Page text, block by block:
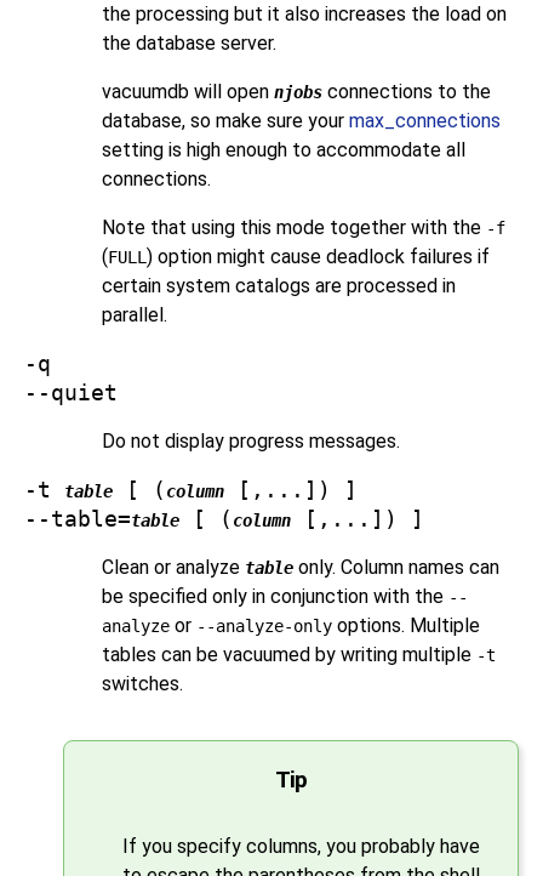
the processing but it also increases the load on
the database server.
vacuumdb will open njobs connections to the
database, so make sure your max_connections
setting is high enough to accommodate all
connections.
Note that using this mode together with the -f
(FULL) option might cause deadlock failures if
certain system catalogs are processed in
parallel.
-q
--quiet
Do not display progress messages.
-t table [ ( column
[,...]) ]
--table=table [ ( column [,...]) ]
Clean or analyze table only. Column names can
be specified only in conjunction with the --
analyze or --analyze-only options. Multiple
tables can be vacuumed by writing multiple -t
switches.
Tip
If you specify columns, you probably have